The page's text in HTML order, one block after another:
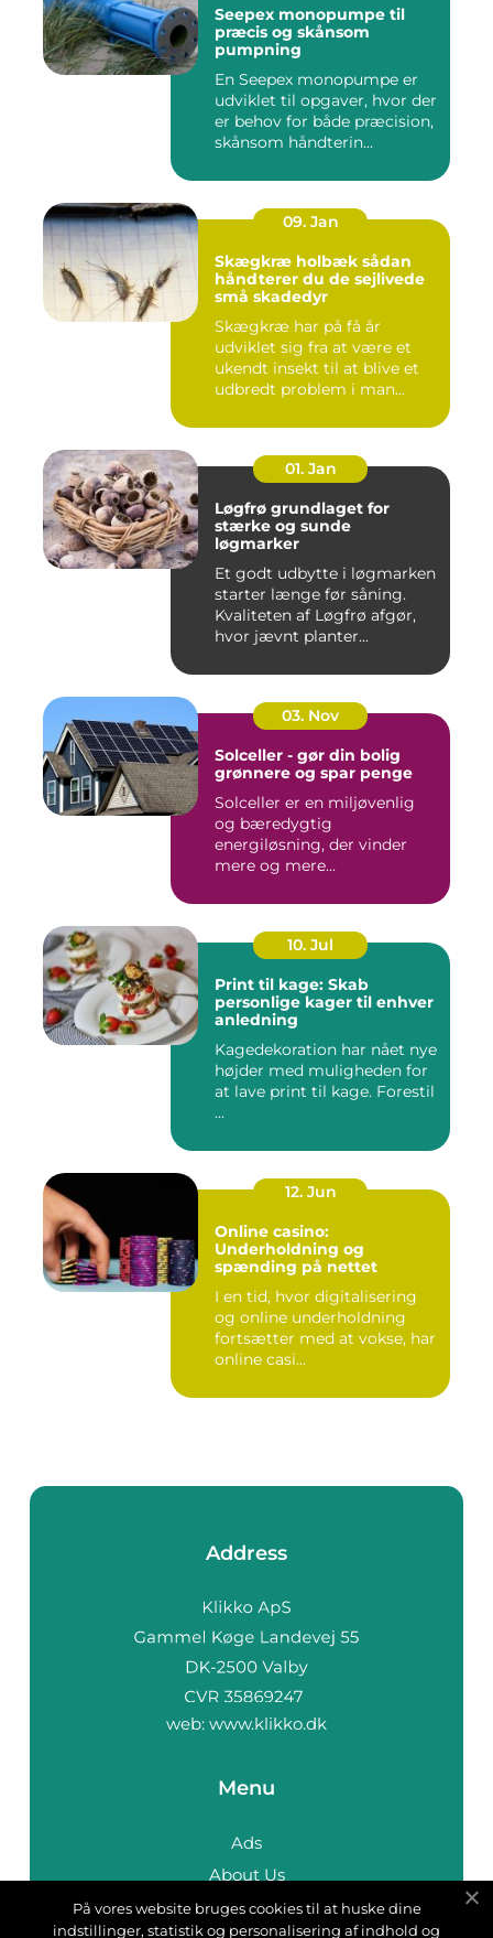
Seepex monopumpe til
præcis og skånsom
pumpning
En Seepex monopumpe er
udviklet til opgaver, hvor der
er behov for både præcision,
skånsom håndterin...
09. Jan
Skægkræ holbæk sådan
håndterer du de sejlivede
små skadedyr
Skægkræ har på få år
udviklet sig fra at være et
ukendt insekt til at blive et
udbredt problem i man...
01. Jan
Løgfrø grundlaget for
stærke og sunde
løgmarker
Et godt udbytte i løgmarken
starter længe før såning.
Kvaliteten af Løgfrø afgør,
hvor jævnt planter...
03. Nov
Solceller - gør din bolig
grønnere og spar penge
Solceller er en miljøvenlig
og bæredygtig
energiløsning, der vinder
mere og mere...
10. Jul
Print til kage: Skab
personlige kager til enhver
anledning
Kagedekoration har nået nye
højder med muligheden for
at lave print til kage. Forestil
...
12. Jun
Online casino:
Underholdning og
spænding på nettet
I en tid, hvor digitalisering
og online underholdning
fortsætter med at vokse, har
online casi...
Address
web: www.klikko.dk
Menu
Ads
About Us
Cookies
På vores website bruges cookies til at huske dine
indstillinger, statistik og personalisering af indhold og